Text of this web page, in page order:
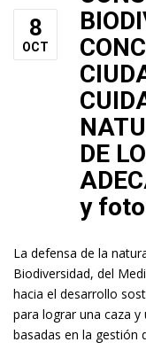
8
OCT
DE
y
La defensa de la
Biodiversidad, del
hacia el desarrollo
para lograr una caza y
basadas en la gestión